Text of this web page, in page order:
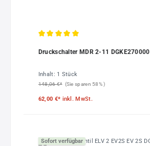
Druckschalter MDR 2-11 DGKE270000
Inhalt: 1 Stück
148,06 €* (Sie sparen 58% )
62,00 €* inkl. MwSt.
Sofort verfügbar